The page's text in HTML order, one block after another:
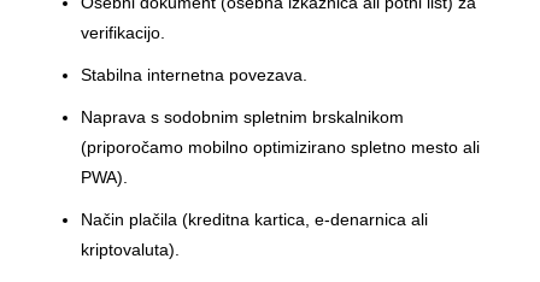
verifikacijo.
Stabilna internetna povezava.
Naprava s sodobnim spletnim brskalnikom
(priporočamo mobilno optimizirano spletno mesto ali
PWA).
Način plačila (kreditna kartica, e-denarnica ali
kriptovaluta).